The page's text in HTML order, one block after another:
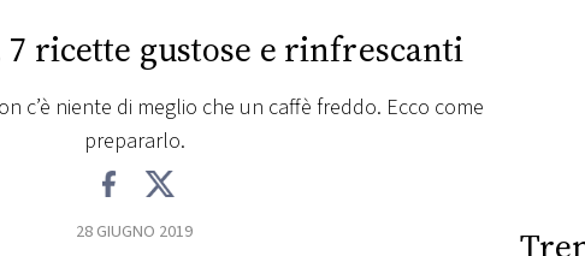
ricette gustose e rinfrescanti
c’è niente di meglio che un caffè freddo. Ecco come
prepararlo.
28 GIUGNO 2019